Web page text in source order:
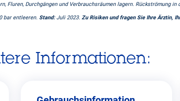
Fluren, Durchgängen und Verbrauchsräumen lagern. Rückströmung
bar entleeren. Stand:Juli 2023. Zu Risiken und fragen Sie Ihre Ärztin,
Informationen: